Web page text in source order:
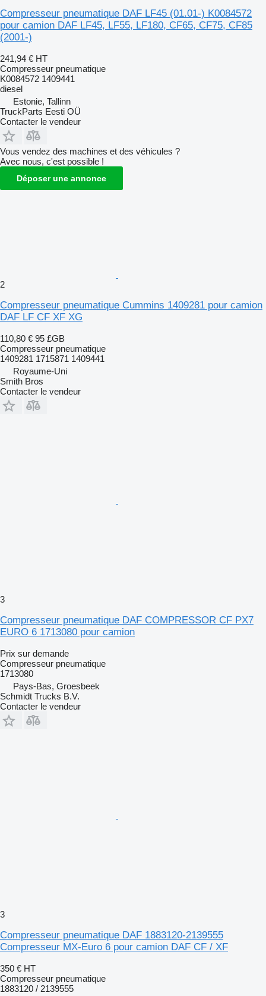
Compresseur pneumatique DAF LF45 (01.01-) K0084572
pour camion DAF LF45, LF55, LF180, CF65, CF75, CF85
(2001-)
241,94 € HT
Compresseur pneumatique
K0084572 1409441
diesel
Estonie, Tallinn
TruckParts Eesti OÜ
Contacter le vendeur
Vous vendez des machines et des véhicules ?
Avec nous, c'est possible !
Déposer une annonce
2
Compresseur pneumatique Cummins 1409281 pour camion
DAF LF CF XF XG
110,80 € 95 £GB
Compresseur pneumatique
1409281 1715871 1409441
Royaume-Uni
Smith Bros
Contacter le vendeur
3
Compresseur pneumatique DAF COMPRESSOR CF PX7
EURO 6 1713080 pour camion
Prix sur demande
Compresseur pneumatique
1713080
Pays-Bas, Groesbeek
Schmidt Trucks B.V.
Contacter le vendeur
3
Compresseur pneumatique DAF 1883120-2139555
Compresseur MX-Euro 6 pour camion DAF CF / XF
350 € HT
Compresseur pneumatique
1883120 / 2139555